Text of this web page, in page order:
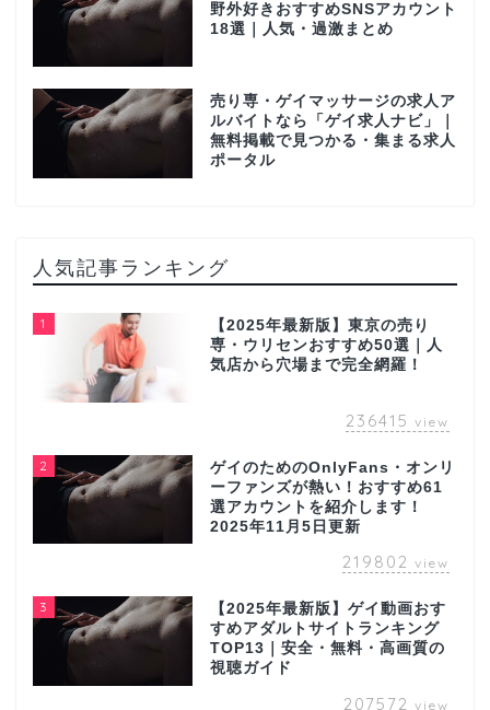
野外好きおすすめSNSアカウント
18選｜人気・過激まとめ
売り専・ゲイマッサージの求人ア
ルバイトなら「ゲイ求人ナビ」｜
無料掲載で見つかる・集まる求人
ポータル
人気記事ランキング
1
【2025年最新版】東京の売り
専・ウリセンおすすめ50選｜人
気店から穴場まで完全網羅！
236415 view
2
ゲイのためのOnlyFans・オンリ
ーファンズが熱い！おすすめ61
選アカウントを紹介します！
2025年11月5日更新
219802 view
3
【2025年最新版】ゲイ動画おす
すめアダルトサイトランキング
TOP13｜安全・無料・高画質の
視聴ガイド
207572 view